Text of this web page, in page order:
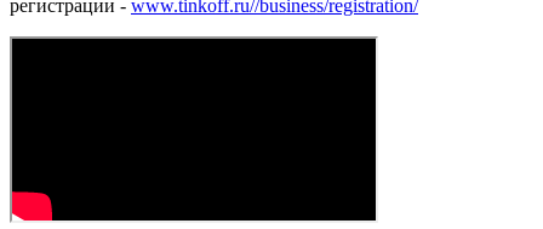
регистрации - www.tinkoff.ru//business/registration/